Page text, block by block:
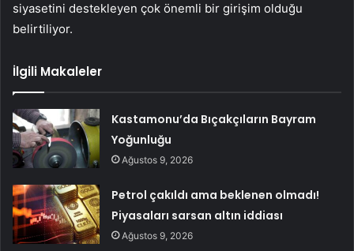
siyasetini destekleyen çok önemli bir girişim olduğu
belirtiliyor.
İlgili Makaleler
Kastamonu’da Bıçakçıların Bayram
Yoğunluğu
Ağustos 9, 2026
Petrol çakıldı ama beklenen olmadı!
Piyasaları sarsan altın iddiası
Ağustos 9, 2026